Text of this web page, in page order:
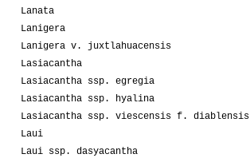
Lanata
Lanigera
Lanigera v. juxtlahuacensis
Lasiacantha
Lasiacantha ssp. egregia
Lasiacantha ssp. hyalina
Lasiacantha ssp. viescensis f. diablensis
Laui
Laui ssp. dasyacantha